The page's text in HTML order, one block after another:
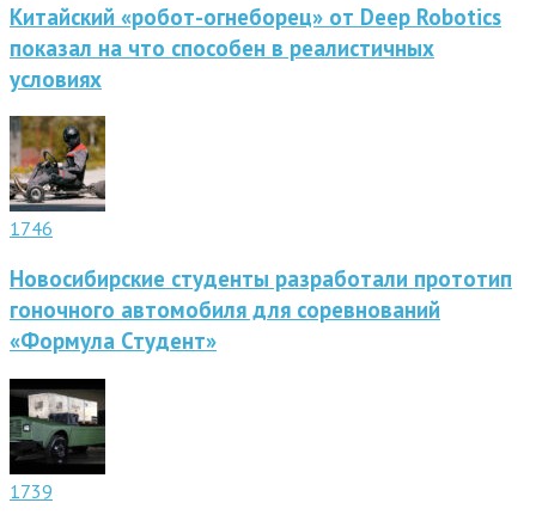
Китайский «робот-огнеборец» от Deep Robotics
показал на что способен в реалистичных
условиях
1746
Новосибирские студенты разработали прототип
гоночного автомобиля для соревнований
«Формула Студент»
1739